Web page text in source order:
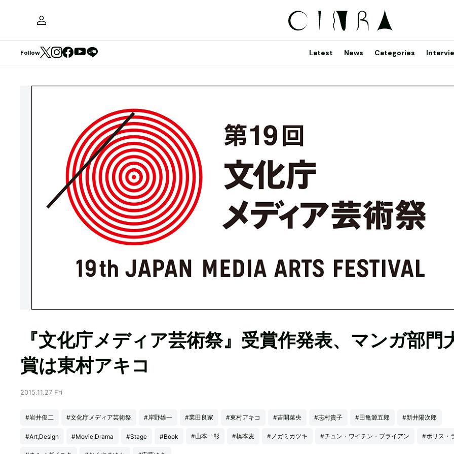
Follow Latest News Categories
『文化庁メディア芸術祭』受賞作発表、マンガ部門
賞は東村アキコ
2015.11.27 Fri
#岩井俊二 #文化庁メディア芸術祭 #岸野雄一 #業田良家 #東村アキコ #吉開菜央 #志村貴子 #田亀源五郎 #新井陽次郎
#Art,Design #Movie,Drama #Stage #Book #山本一彰 #橋本麦 #ノガミカツキ #チュン・ワイチン・ブライアン #ボリス・